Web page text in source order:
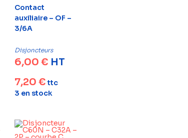
Contact
auxiliaire – OF –
3/6A
Disjoncteurs
6,00 € HT
7,20 €ttc
3 en stock